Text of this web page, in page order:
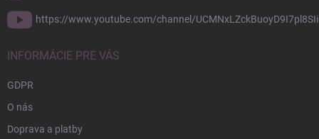
https://www.youtube.com/channel/
INFORMÁCIE PRE VÁS
GDPR
O nás
Doprava a platby